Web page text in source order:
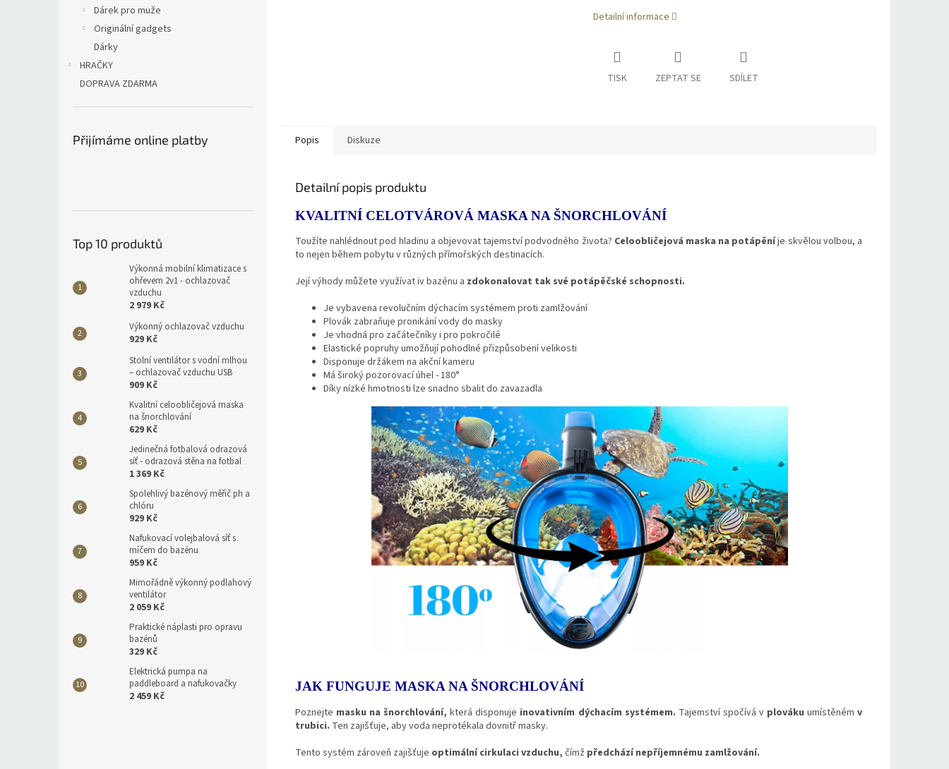
Dárek pro muže
Originální gadgets
Dárky
HRAČKY
DOPRAVA ZDARMA
Přijímáme online platby
Top 10 produktů
Výkonná mobilní klimatizace s
ohřevem 2v1 - ochlazovač
vzduchu
2 979 Kč
Výkonný ochlazovač vzduchu
929 Kč
Stolní ventilátor s vodní mlhou
– ochlazovač vzduchu USB
909 Kč
Kvalitní celoobličejová maska
na šnorchlování
629 Kč
Jedinečná fotbalová odrazová
síť - odrazová stěna na fotbal
1 369 Kč
Spolehlivý bazénový měřič ph a
chlóru
929 Kč
Nafukovací volejbalová síť s
míčem do bazénu
959 Kč
Mimořádně výkonný podlahový
ventilátor
2 059 Kč
Praktické náplasti pro opravu
bazénů
329 Kč
Elektrická pumpa na
paddleboard a nafukovačky
2 459 Kč
Detailní informace
TISK ZEPTAT SE SDÍLET
Popis Diskuze
Detailní popis produktu
KVALITNÍ CELOTVÁROVÁ MASKA NA ŠNORCHLOVÁNÍ
Toužíte nahlédnout pod hladinu a objevovat tajemství podvodného života? Celoobličejová maska na potápěníje skvělou volbou, a
to nejen během pobytu v různých přímořských destinacích.
Její výhody můžete využívat iv bazénu a zdokonalovat tak své potápěčské schopnosti.
Je vybavena revolučním dýchacím systémem proti zamlžování
Plovák zabraňuje pronikání vody do masky
Je vhodná pro začátečníky i pro pokročilé
Elastické popruhy umožňují pohodlné přizpůsobení velikosti
Disponuje držákem na akční kameru
Má široký pozorovací úhel - 180°
Díky nízké hmotnosti lze snadno sbalit do zavazadla
JAK FUNGUJE MASKA NA ŠNORCHLOVÁNÍ
Poznejte masku na šnorchlování, která disponuje inovativním dýchacím systémem. Tajemství spočívá v plováku umístěnémv
trubici. Ten zajišťuje, aby voda neprotékala dovnitř masky.
Tento systém zároveň zajišťuje optimální cirkulaci vzduchu, čímž předchází nepříjemnému zamlžování.